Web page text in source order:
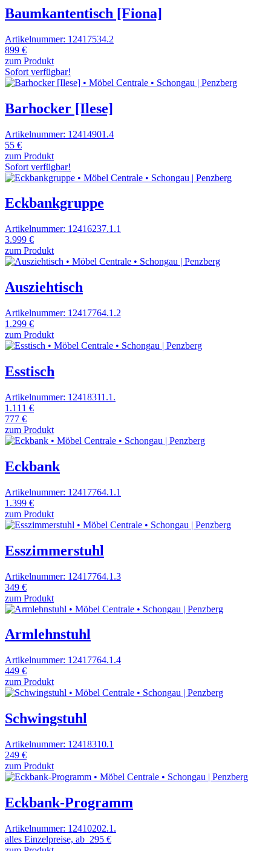
Baumkantentisch [Fiona]
Artikelnummer: 12417534.2
899 €
zum Produkt
Sofort verfügbar!
Barhocker [Ilese]
Artikelnummer: 12414901.4
55 €
zum Produkt
Sofort verfügbar!
Eckbankgruppe
Artikelnummer: 12416237.1.1
3.999 €
zum Produkt
Ausziehtisch
Artikelnummer: 12417764.1.2
1.299 €
zum Produkt
Esstisch
Artikelnummer: 12418311.1.
1.111 €
777 €
zum Produkt
Eckbank
Artikelnummer: 12417764.1.1
1.399 €
zum Produkt
Esszimmerstuhl
Artikelnummer: 12417764.1.3
349 €
zum Produkt
Armlehnstuhl
Artikelnummer: 12417764.1.4
449 €
zum Produkt
Schwingstuhl
Artikelnummer: 12418310.1
249 €
zum Produkt
Eckbank-Programm
Artikelnummer: 12410202.1.
alles Einzelpreise, ab 295 €